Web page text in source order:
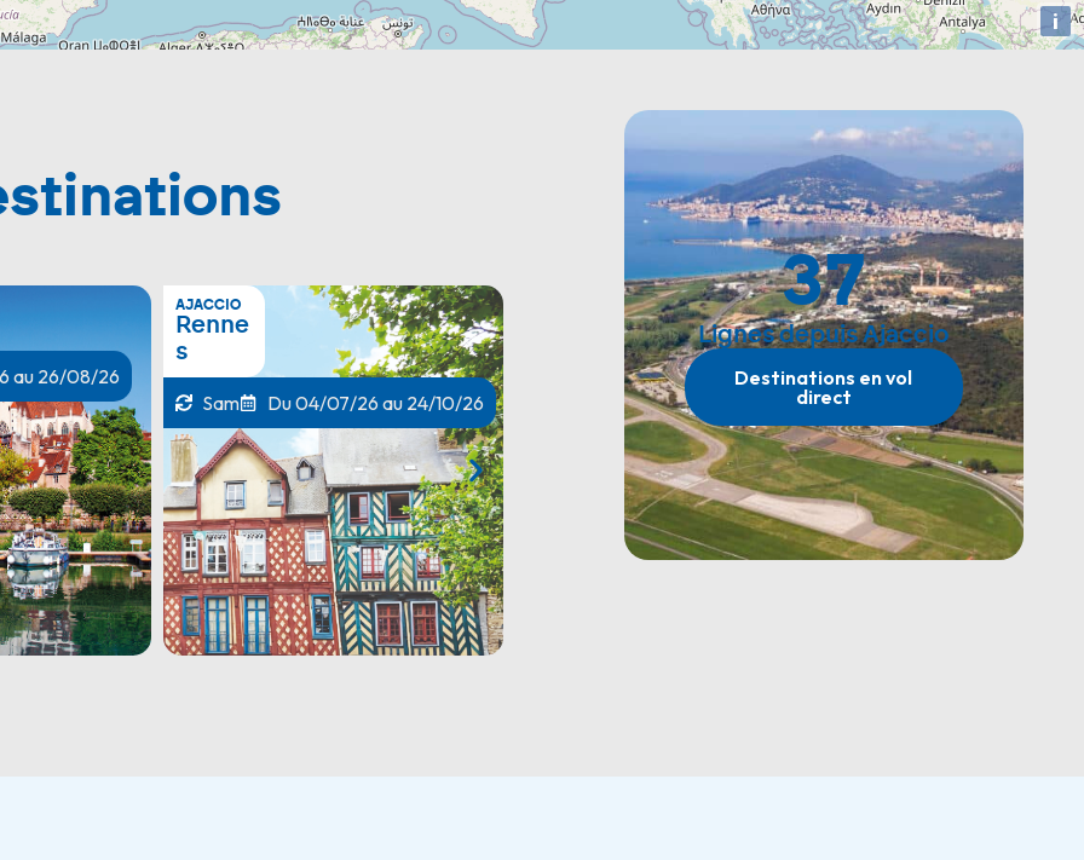
i
au 24/10/26
AJACCIO
Munic
h
Jeu, Dim
Du 11/06/26 au 27/09/26
Mar, Ven
Du 03/04/26 au 23/10/26
AJACCIO
Limog
es
Mar, Sam
Du 11/04/26 au 24/
37
Lignes depuis Ajaccio
Destinations en vol
direct